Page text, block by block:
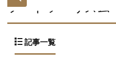
フードツーリズム
記事一覧